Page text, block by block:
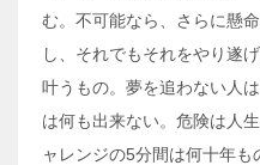
む。不可能なら、さらに懸
し、それでもそれをやり遂
叶うもの。夢を追わない人
は何も出来ない。危険は人
ャレンジの5分間は何十年も